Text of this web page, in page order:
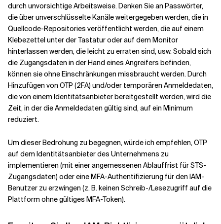
durch unvorsichtige Arbeitsweise. Denken Sie an Passwörter,
die über unverschlüsselte Kanäle weitergegeben werden, die in
Quellcode-Repositories veröffentlicht werden, die auf einem
Klebezettel unter der Tastatur oder auf dem Monitor
hinterlassen werden, die leicht zu erraten sind, usw. Sobald sich
die Zugangsdaten in der Hand eines Angreifers befinden,
können sie ohne Einschränkungen missbraucht werden. Durch
Hinzufügen von OTP (2FA) und/oder temporären Anmeldedaten,
die von einem Identitätsanbieter bereitgestellt werden, wird die
Zeit, in der die Anmeldedaten gültig sind, auf ein Minimum
reduziert.
Um dieser Bedrohung zu begegnen, würde ich empfehlen, OTP
auf dem Identitätsanbieter des Unternehmens zu
implementieren (mit einer angemessenen Ablauffrist für STS-
Zugangsdaten) oder eine MFA-Authentifizierung für den IAM-
Benutzer zu erzwingen (z. B. keinen Schreib-/Lesezugriff auf die
Plattform ohne gültiges MFA-Token).